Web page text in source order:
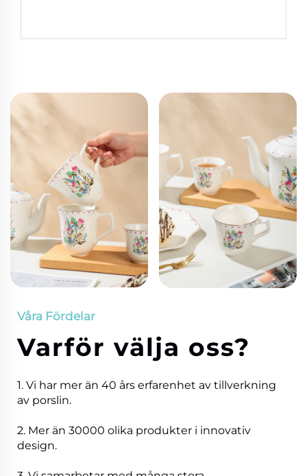
Våra Fördelar
Varför välja oss?
1. Vi har mer än 40 års erfarenhet av tillverkning
av porslin.
2. Mer än 30000 olika produkter i innovativ
design.